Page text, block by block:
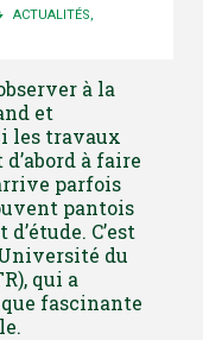
ACTUALITÉS,
à la
et
les travaux
à faire
parfois
pantois
C’est
du
qui a
fascinante